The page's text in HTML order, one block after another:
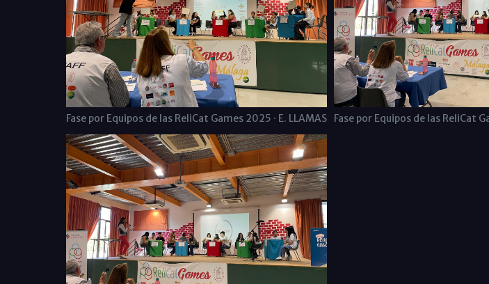
Fase por Equipos de las ReliCat Games 2025 · E. LLAMAS Fase por Equipos de las ReliCat